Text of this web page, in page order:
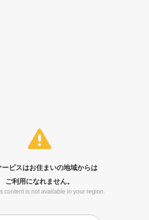
ービスはお住まいの地域からは
ご利用になれません。
content is not available in your region.